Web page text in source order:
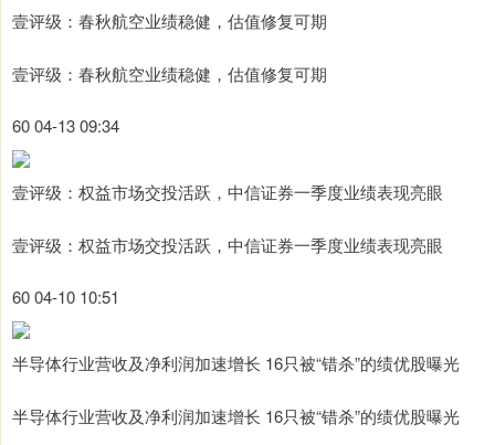
壹评级：春秋航空业绩稳健，估值修复可期
壹评级：春秋航空业绩稳健，估值修复可期
60 04-13 09:34
壹评级：权益市场交投活跃，中信证券一季度业绩表现亮眼
壹评级：权益市场交投活跃，中信证券一季度业绩表现亮眼
60 04-10 10:51
半导体行业营收及净利润加速增长 16只被“错杀”的绩优股曝光
半导体行业营收及净利润加速增长 16只被“错杀”的绩优股曝光